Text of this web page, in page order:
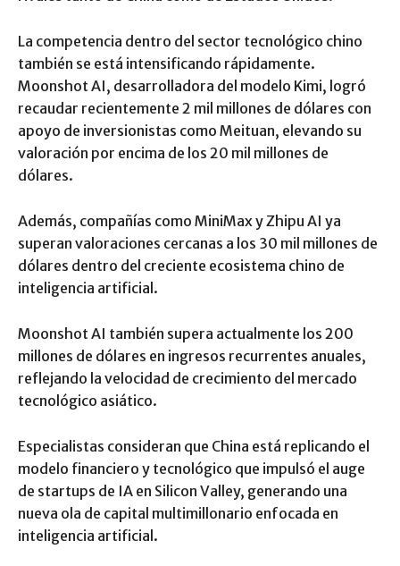
La competencia dentro del sector tecnológico chino
también se está intensificando rápidamente.
Moonshot AI, desarrolladora del modelo Kimi, logró
recaudar recientemente 2 mil millones de dólares con
apoyo de inversionistas como Meituan, elevando su
valoración por encima de los 20 mil millones de
dólares.
Además, compañías como MiniMax y Zhipu AI ya
superan valoraciones cercanas a los 30 mil millones de
dólares dentro del creciente ecosistema chino de
inteligencia artificial.
Moonshot AI también supera actualmente los 200
millones de dólares en ingresos recurrentes anuales,
reflejando la velocidad de crecimiento del mercado
tecnológico asiático.
Especialistas consideran que China está replicando el
modelo financiero y tecnológico que impulsó el auge
de startups de IA en Silicon Valley, generando una
nueva ola de capital multimillonario enfocada en
inteligencia artificial.